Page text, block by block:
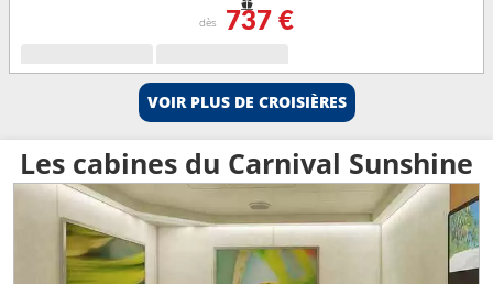
dès 737 €
VOIR PLUS DE CROISIÈRES
Les cabines du Carnival Sunshine